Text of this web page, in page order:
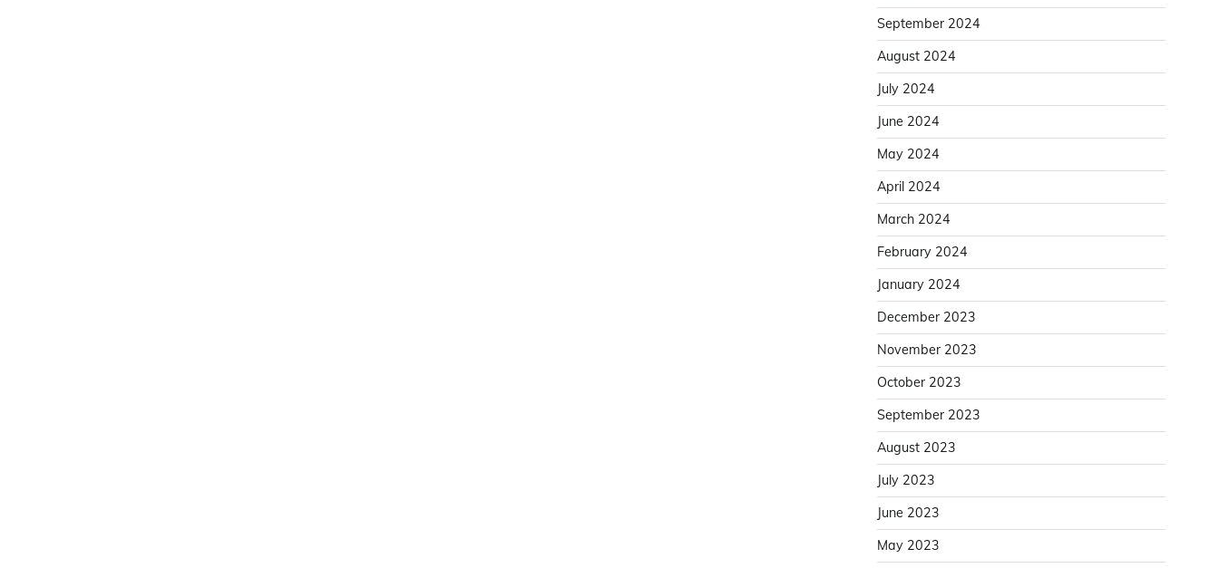
September 2024
August 2024
July 2024
June 2024
May 2024
April 2024
March 2024
February 2024
January 2024
December 2023
November 2023
October 2023
September 2023
August 2023
July 2023
June 2023
May 2023